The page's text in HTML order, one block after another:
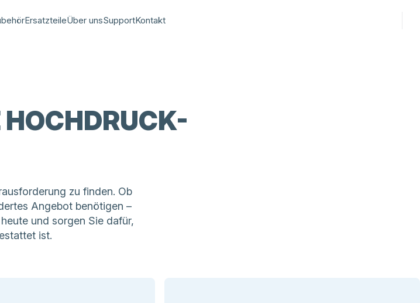
ErsatzteileÜber unsSupportKontakt
zu finden. Ob
Angebot benötigen –
und sorgen Sie dafür,
ist.